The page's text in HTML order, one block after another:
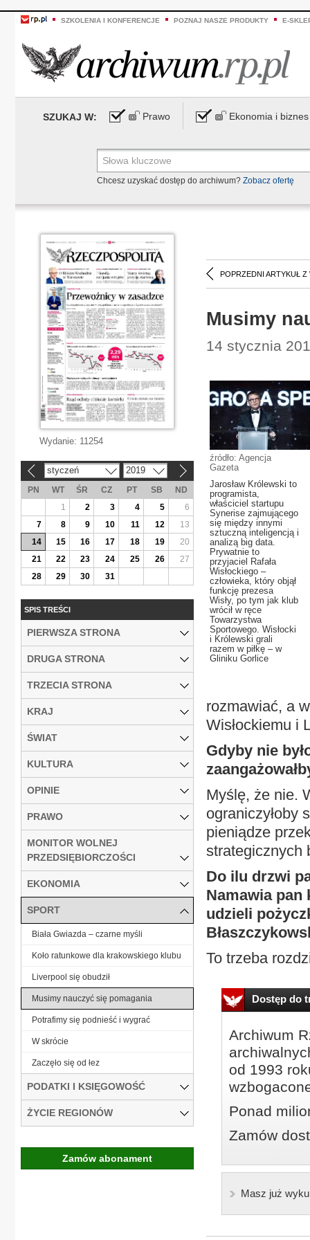
SZKOLENIA I KONFERENCJE POZNAJ NASZE PRODUKTY E-
SZUKAJ W: Prawo Ekonomia i biznes
Chcesz uzyskać dostęp do archiwum? Zobacz ofertę
POPRZEDNI ARTYKUŁ Z
Musimy
14 stycznia
źródło: Agencja
Gazeta
Jarosław Królewski to
programista,
właściciel startupu
Synerise zajmującego
się między innymi
sztuczną inteligencją i
analizą big data.
Prywatnie to
przyjaciel Rafała
Wisłockiego –
człowieka, który objął
funkcję prezesa
Wisły, po tym jak klub
wrócił w ręce
Towarzystwa
Sportowego. Wisłocki
i Królewski grali
razem w piłkę – w
Gliniku Gorlice
rozmawiać, a
Wisłockiemu i
Gdyby nie
Myślę, że nie.
ograniczyłoby
pieniądze
strategicznych
Do ilu drzwi
Namawia pan
udzieli
To trzeba
Dostęp do
Archiwum
od 1993
Ponad
Zamów
Masz już
Wydanie: 11254
styczeń 2019
PN WT ŚR CZ PT SB
ND
1
2 3 4 5
6
7
8 9 10 11 12
13
14
15 16 17 18 19
20
21
22 23 24 25 26
27
28
29 30 31
SPIS TREŚCI
PIERWSZA STRONA
DRUGA STRONA
TRZECIA STRONA
KRAJ
ŚWIAT
KULTURA
OPINIE
PRAWO
MONITOR WOLNEJ
PRZEDSIĘBIORCZOŚCI
EKONOMIA
SPORT
Biała Gwiazda – czarne myśli
Koło ratunkowe dla krakowskiego klubu
Liverpool się obudził
Musimy nauczyć się pomagania
Potrafimy się podnieść i wygrać
W skrócie
Zaczęło się od łez
PODATKI I KSIĘGOWOŚĆ
ŻYCIE REGIONÓW
Zamów abonament